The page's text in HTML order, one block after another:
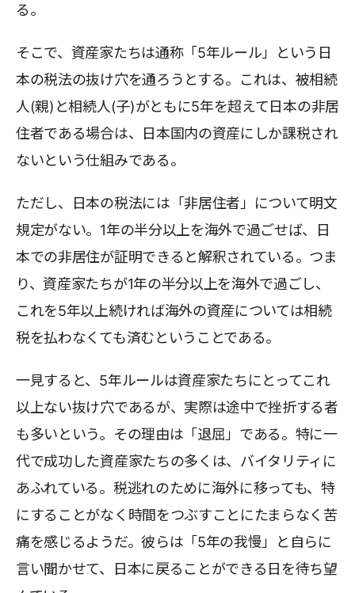
る。
そこで、資産家たちは通称「5年ルール」という日
本の税法の抜け穴を通ろうとする。これは、被相続
人(親)と相続人(子)がともに5年を超えて日本の非居
住者である場合は、日本国内の資産にしか課税され
ないという仕組みである。
ただし、日本の税法には「非居住者」について明文
規定がない。1年の半分以上を海外で過ごせば、日
本での非居住が証明できると解釈されている。つま
り、資産家たちが1年の半分以上を海外で過ごし、
これを5年以上続ければ海外の資産については相続
税を払わなくても済むということである。
一見すると、5年ルールは資産家たちにとってこれ
以上ない抜け穴であるが、実際は途中で挫折する者
も多いという。その理由は「退屈」である。特に一
代で成功した資産家たちの多くは、バイタリティに
あふれている。税逃れのために海外に移っても、特
にすることがなく時間をつぶすことにたまらなく苦
痛を感じるようだ。彼らは「5年の我慢」と自らに
言い聞かせて、日本に戻ることができる日を待ち望